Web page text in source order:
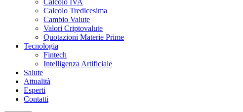
Calcolo IVA
Calcolo Tredicesima
Cambio Valute
Valori Criptovalute
Quotazioni Materie Prime
Tecnologia
Fintech
Intelligenza Artificiale
Salute
Attualità
Esperti
Contatti